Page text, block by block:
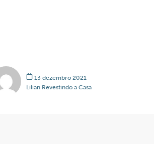
13 dezembro 2021
Lilian Revestindo a Casa